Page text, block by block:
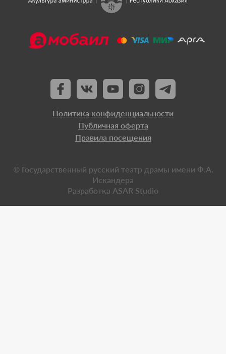
Политика конфиденциальности
Публичная оферта
Правила посещения
© Государственный русский театр драмы имени Ф.А.
Искандера
Разработка ASAR Studio